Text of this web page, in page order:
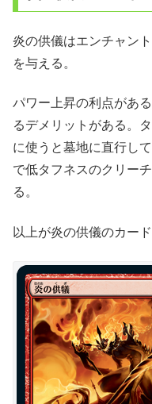
炎の供儀はエンチャン
を与える。
パワー上昇の利点があ
るデメリットがある。
に使うと墓地に直行し
で低タフネスのクリー
る。
以上が炎の供儀のカード